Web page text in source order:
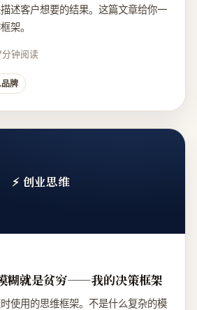
述客户想要的结果。这篇文章给你一
架。
分钟阅读
牌
⚡ 创业思维
糊就是贫穷——我的决策框架
使用的思维框架。不是什么复杂的模